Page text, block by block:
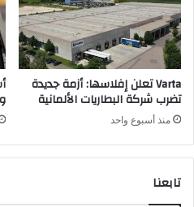
ذ
ه
بً
ا
ه
ل
ه
ذ
ه
ل
ط
ع
Varta تعلن إفلاسها: أزمة جديدة
تضرب شركة البطاريات الألمانية
منذ أسبوع واحد
تابعنا